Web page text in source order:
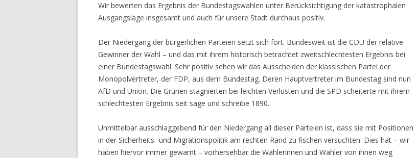
Wir bewerten das Ergebnis der Bundestagswahlen unter Berücksichtigung der katastrophalen
Ausgangslage insgesamt und auch für unsere Stadt durchaus positiv.
Der Niedergang der bürgerlichen Parteien setzt sich fort. Bundesweit ist die CDU der relative
Gewinner der Wahl – und das mit ihrem historisch betrachtet zweitschlechtesten Ergebnis bei
einer Bundestagswahl. Sehr positiv sehen wir das Ausscheiden der klassischen Partei der
Monopolvertreter, der FDP, aus dem Bundestag. Deren Hauptvertreter im Bundestag sind nun
AfD und Union. Die Grünen stagnierten bei leichten Verlusten und die SPD scheiterte mit ihrem
schlechtesten Ergebnis seit sage und schreibe 1890.
Unmittelbar ausschlaggebend für den Niedergang all dieser Parteien ist, dass sie mit Positionen
in der Sicherheits- und Migrationspolitik am rechten Rand zu fischen versuchten. Dies hat – wir
haben hiervor immer gewarnt – vorhersehbar die Wählerinnen und Wähler von ihnen weg